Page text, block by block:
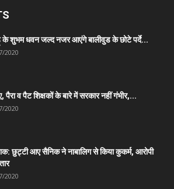
के शुभम धवन जल्द नजर आएंगे बालीवुड के छोटे पर्दे...
2020
पैरा व पैट शिक्षकों के बारे में सरकार नहीं गंभीर,...
2020
छुट्टी आए सैनिक ने नाबालिग से किया कुकर्म, आरोपी
2020